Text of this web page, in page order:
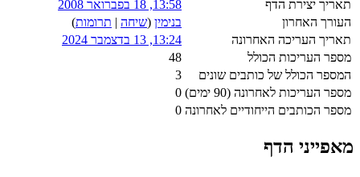
תאריך יצירת הדף
13:58, 18 בפברואר 2008
העורך האחרון
בנימין (שיחה | תרומות)
תאריך העריכה האחרונה
13:24, 13 בדצמבר 2024
מספר העריכות הכולל
48
המספר הכולל של כותבים שונים
3
מספר העריכות לאחרונה (90 ימים)
0
מספר הכותבים הייחודיים לאחרונה 0
מאפייני הדף